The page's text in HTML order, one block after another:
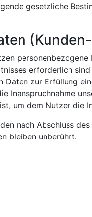
gesetzliche
erforderlich
Daten zur Erfüllung
Inanspruchnahme
um dem Nutzer die
nach Abschluss
bleiben unberührt.